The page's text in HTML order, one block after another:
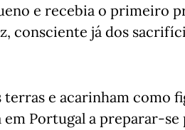
e recebia o primeiro
consciente já dos
e acarinham como
Portugal a preparar-se